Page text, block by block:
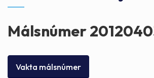
Málsnúmer
Vakta málsnúmer